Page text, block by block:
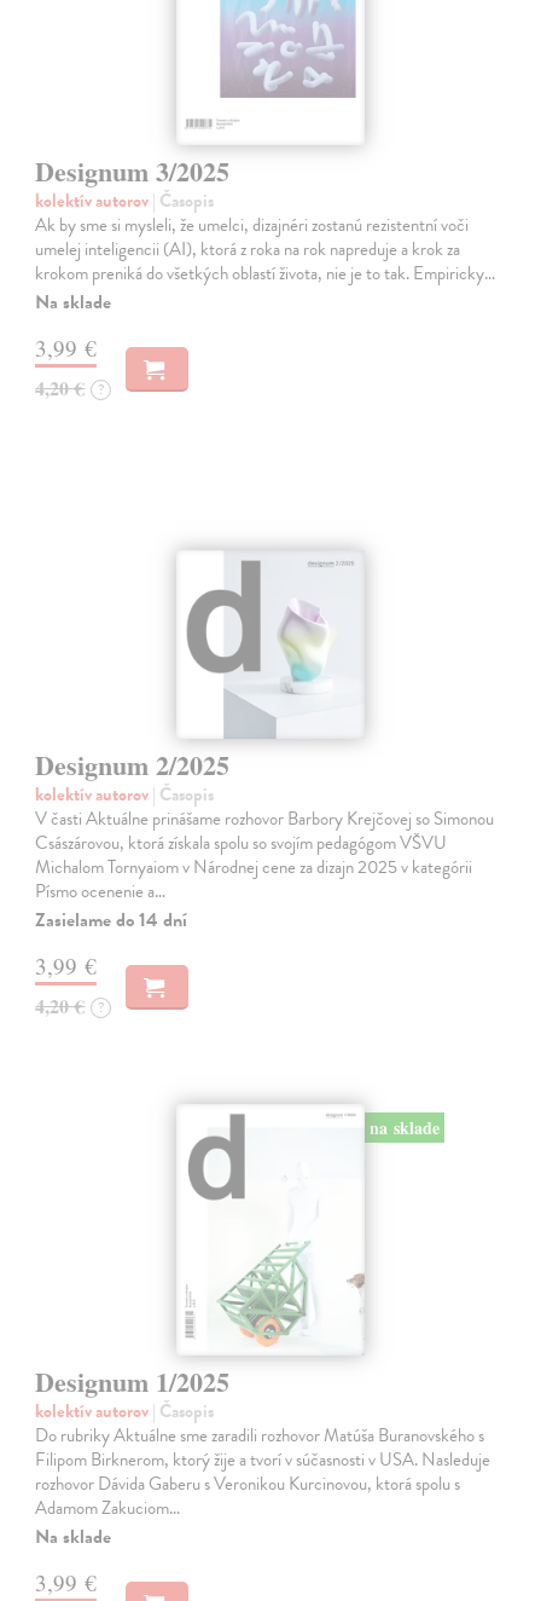
Designum 3/2025
kolektív autorov| Časopis
Ak by sme si mysleli, že umelci, dizajnéri zostanú rezistentní voči
umelej inteligencii (AI), ktorá z roka na rok napreduje a krok za
krokom preniká do všetkých oblastí života, nie je to tak. Empiricky…
Na sklade
3,99 €
4,20 € ?
Designum 2/2025
kolektív autorov| Časopis
V časti Aktuálne prinášame rozhovor Barbory Krejčovej so Simonou
Császárovou, ktorá získala spolu so svojím pedagógom VŠVU
Michalom Tornyaiom v Národnej cene za dizajn 2025 v kategórii
Písmo ocenenie a…
Zasielame do 14 dní
3,99 €
4,20 € ?
na sklade
Designum 1/2025
kolektív autorov| Časopis
Do rubriky Aktuálne sme zaradili rozhovor Matúša Buranovského s
Filipom Birknerom, ktorý žije a tvorí v súčasnosti v USA. Nasleduje
rozhovor Dávida Gaberu s Veronikou Kurcinovou, ktorá spolu s
Adamom Zakuciom…
Na sklade
3,99 €